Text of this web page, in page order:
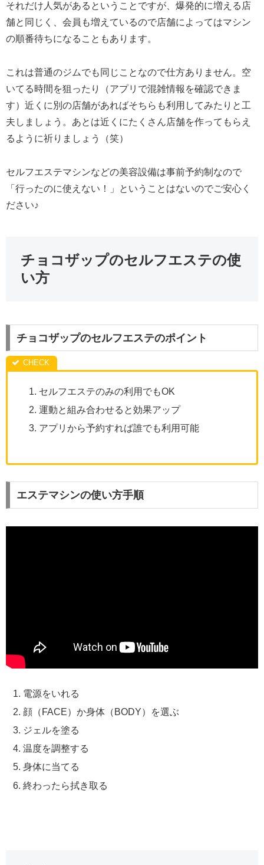
それだけ人気があるということですが、爆発的に増える店
舗と同じく、会員も増えているので店舗によってはマシン
の順番待ちになることもあります。
これは普通のジムでも同じことなので仕方ありません。空
いてる時間を狙ったり（アプリで混雑情報を確認できま
す）近くに別の店舗があればそちらも利用してみたりと工
夫しましょう。あとは近くにたくさん店舗を作ってもらえ
るように祈りましょう（笑）
セルフエステマシンなどの美容設備は事前予約制なので
「行ったのに使えない！」ということはないのでご安心く
ださい♪
チョコザップのセルフエステの使
い方
チョコザップのセルフエステのポイント
セルフエステのみの利用でもOK
運動と組み合わせると効果アップ
アプリから予約すれば誰でも利用可能
エステマシンの使い方手順
電源をいれる
顔（FACE）か身体（BODY）を選ぶ
ジェルを塗る
温度を調整する
身体に当てる
終わったら拭き取る